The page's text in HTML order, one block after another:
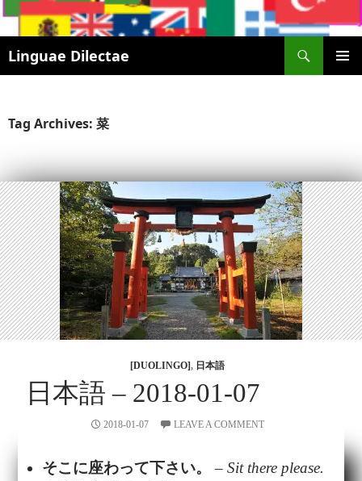
Linguae Dilectae
SKIP
Tag Archives: 菜
[DUOLINGO], 日本語
日本語 – 2018-01-07
2018-01-07 LEAVE A COMMENT
そこに座わって下さい。 –Sit there please.